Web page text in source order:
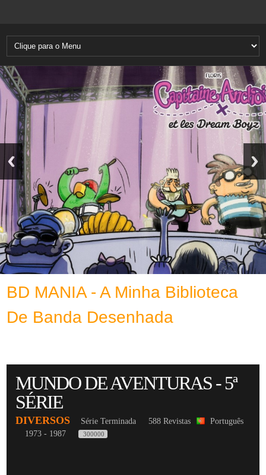
BD MANIA - A Minha Biblioteca
De Banda Desenhada
MUNDO DE AVENTURAS - 5ª
SÉRIE
DIVERSOS Série Terminada 588 Revistas
Português
1973 - 1987
300000